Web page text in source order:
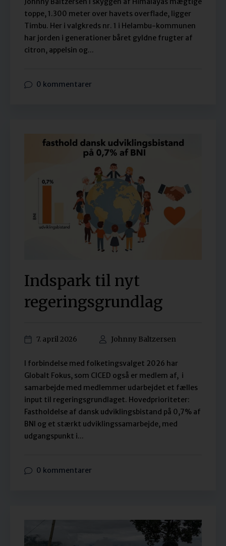
toppe, 1.300 meter over havets overflade, ligger
Timbu. Her i valgkreds nr. 1 i Helambu-kommunen
har jorden i generationer båret gyldne frugter af
citron, appelsin og...
0 kommentarer
Indspark til nyt
regeringsgrundlag
7. april 2026 Johnny Baltzersen
I forbindelse med folketingsvalget 2026 har
Globalt Fokus, som CICED også er medlem af, i
samarbejde med medlemmer udarbejdet et fælles
input til regeringsgrundlaget. Hovedprioriteter:
Fastholdelse af dansk udviklingsbistand på 0,7% af
BNI og et stærkt udviklingssamarbejde, med
udgangspunkt i...
0 kommentarer